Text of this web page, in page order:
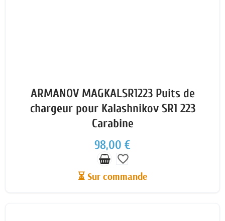
ARMANOV MAGKALSR1223 Puits de
chargeur pour Kalashnikov SR1 223
Carabine
98,00 €
favorite_border
⏳ Sur commande